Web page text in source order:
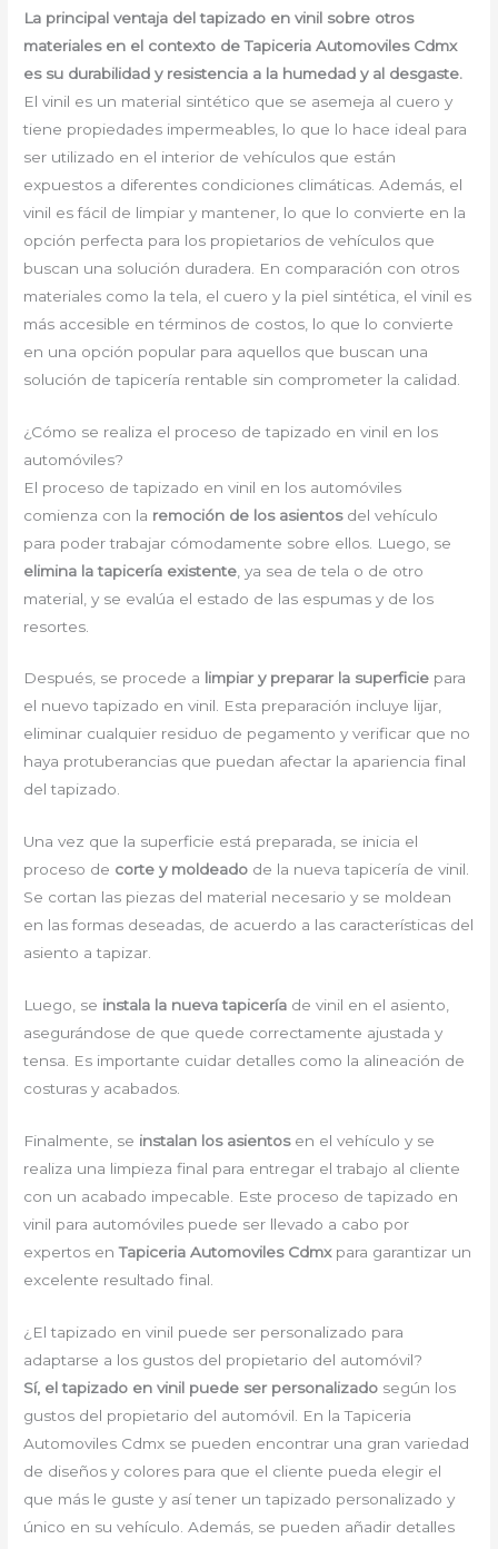
La principal ventaja del tapizado en vinil sobre otros
materiales en el contexto de Tapiceria Automoviles Cdmx
es su durabilidad y resistencia a la humedad y al desgaste.
El vinil es un material sintético que se asemeja al cuero y
tiene propiedades impermeables, lo que lo hace ideal para
ser utilizado en el interior de vehículos que están
expuestos a diferentes condiciones climáticas. Además, el
vinil es fácil de limpiar y mantener, lo que lo convierte en la
opción perfecta para los propietarios de vehículos que
buscan una solución duradera. En comparación con otros
materiales como la tela, el cuero y la piel sintética, el vinil es
más accesible en términos de costos, lo que lo convierte
en una opción popular para aquellos que buscan una
solución de tapicería rentable sin comprometer la calidad.
¿Cómo se realiza el proceso de tapizado en vinil en los
automóviles?
El proceso de tapizado en vinil en los automóviles
comienza con la remoción de los asientosdel vehículo
para poder trabajar cómodamente sobre ellos. Luego, se
elimina la tapicería existente , ya sea de tela o de otro
material, y se evalúa el estado de las espumas y de los
resortes.
Después, se procede a limpiar y preparar la superficie para
el nuevo tapizado en vinil. Esta preparación incluye lijar,
eliminar cualquier residuo de pegamento y verificar que no
haya protuberancias que puedan afectar la apariencia final
del tapizado.
Una vez que la superficie está preparada, se inicia el
proceso de corte y moldeado de la nueva tapicería de vinil.
Se cortan las piezas del material necesario y se moldean
en las formas deseadas, de acuerdo a las características del
asiento a tapizar.
Luego, se instala la nueva tapicería de vinil en el asiento,
asegurándose de que quede correctamente ajustada y
tensa. Es importante cuidar detalles como la alineación de
costuras y acabados.
Finalmente, se instalan los asientosen el vehículo y se
realiza una limpieza final para entregar el trabajo al cliente
con un acabado impecable. Este proceso de tapizado en
vinil para automóviles puede ser llevado a cabo por
expertos enTapiceria Automoviles Cdmxpara garantizar un
excelente resultado final.
¿El tapizado en vinil puede ser personalizado para
adaptarse a los gustos del propietario del automóvil?
Sí, el tapizado en vinil puede ser personalizado según los
gustos del propietario del automóvil. En la Tapiceria
Automoviles Cdmx se pueden encontrar una gran variedad
de diseños y colores para que el cliente pueda elegir el
que más le guste y así tener un tapizado personalizado y
único en su vehículo. Además, se pueden añadir detalles